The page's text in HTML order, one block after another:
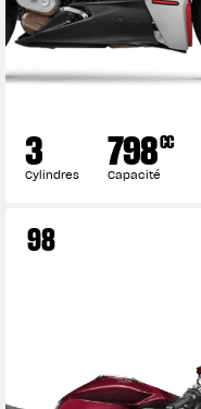
3
Cylindres 798CC
Capacité
98